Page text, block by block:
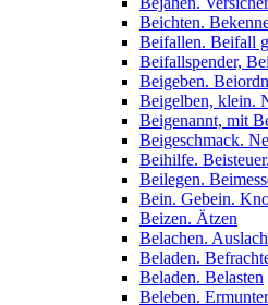
Beichten.
Beifallen. Beifall
Beifallspender,
Beigeben.
Beigelben, klein.
Beigenannt, mit
Beigeschmack.
Beihilfe.
Beilegen.
Bein. Gebein.
Beizen. Ätzen
Belachen.
Beladen.
Beladen. Belasten
Beleben.